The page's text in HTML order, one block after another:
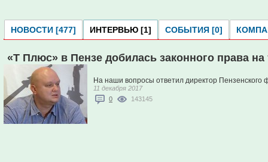
НОВОСТИ [477] ИНТЕРВЬЮ [1] СОБЫТИЯ [0]
«Т Плюс» в Пензе добилась законного права
На наши вопросы ответил директор
11 декабря 2017
0
143145